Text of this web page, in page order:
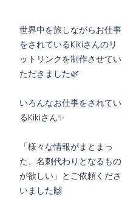
世界中を旅しながらお仕事
をされているKikiさんのリ
ットリンクを制作させてい
ただきました🌿
いろんなお仕事をされてい
るKikiさん✨
「様々な情報がまとまっ
た、名刺代わりとなるもの
が欲しい」とご依頼くださ
いました🙌